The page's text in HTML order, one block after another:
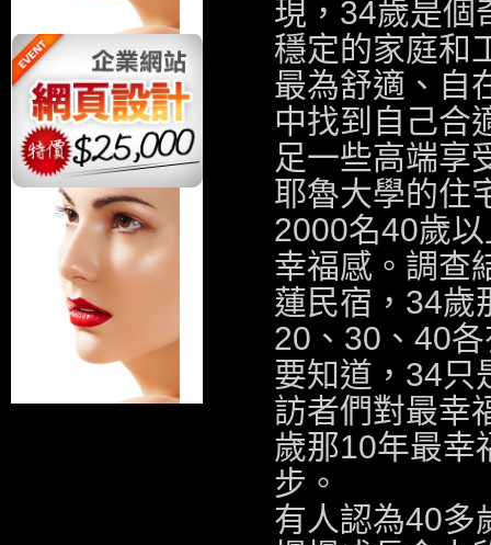
現，34歲是個
穩定的家庭和
最為舒適、自
中找到自己合
足一些高端享
耶魯大學的住
2000名40歲
幸福感。調查
蓮民宿 ，34
20、30、40
要知道，34只
訪者們對最幸
歲那10年最幸
步。
有人認為40多